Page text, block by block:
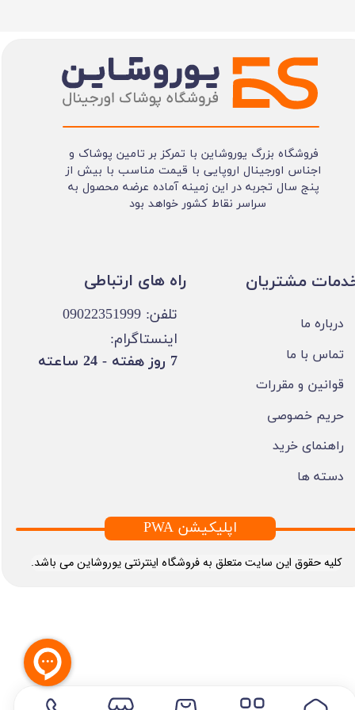
فروشگاه بزرگ یوروشاین با تمرکز بر تامین پوشاک و
اجناس اورجینال اروپایی با قیمت مناسب با بیش از
پنج سال تجربه در این زمینه آماده عرضه محصول به
سراسر نقاط کشور خواهد بود
​کلیه حقوق این سایت متعلق به فروشگاه اینترنتی یوروشاین می باشد.
مشتریان
درباره ما
تماس با ما
قوانین و مقررات
حریم خصوصی
راهنمای خرید
دسته ها
تلفن: 09022351999
اینستاگرام:
​7 روز هفته - 24 ساعته ​​​​​​​
PWA اپلیکیشن
​​راه های ارتباطی